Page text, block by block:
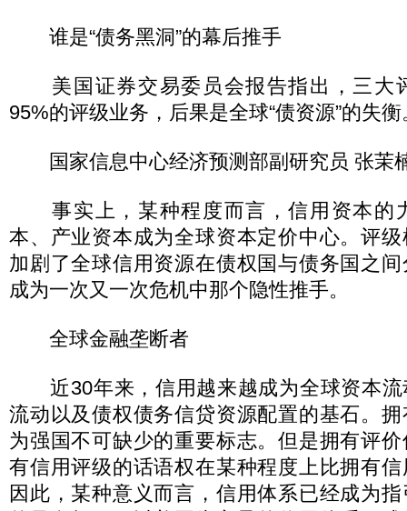
谁是“债务黑洞”的幕后推手
美国证券交易委员会报告指出，三大
95%的评级业务，后果是全球“债资源”的失衡
国家信息中心经济预测部副研究员 张茉
事实上，某种程度而言，信用资本的
本、产业资本成为全球资本定价中心。评
加剧了全球信用资源在债权国与债务国之
成为一次又一次危机中那个隐性推手。
全球金融垄断者
近30年来，信用越来越成为全球资本流
流动以及债权债务信贷资源配置的基石。
为强国不可缺少的重要标志。但是拥有评
有信用评级的话语权在某种程度上比拥有
因此，某种意义而言，信用体系已经成为